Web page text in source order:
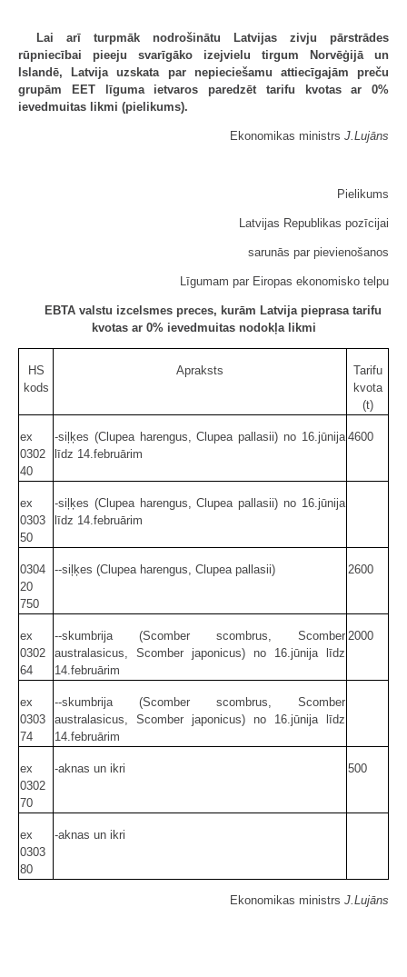
Lai arī turpmāk nodrošinātu Latvijas zivju pārstrādes
rūpniecībai pieeju svarīgāko izejvielu tirgum Norvēģijā un
Islandē, Latvija uzskata par nepieciešamu attiecīgajām preču
grupām EET līguma ietvaros paredzēt tarifu kvotas ar 0%
ievedmuitas likmi (pielikums).
Ekonomikas ministrs J.Lujāns
Pielikums
Latvijas Republikas pozīcijai
sarunās par pievienošanos
Līgumam par Eiropas ekonomisko telpu
EBTA valstu izcelsmes preces, kurām Latvija pieprasa tarifu
kvotas ar 0% ievedmuitas nodokļa likmi
HS
kods
Apraksts
Tarifu
kvota
(t)
ex
0302
40
-siļķes (Clupea harengus, Clupea pallasii) no 16.jūnija
līdz 14.februārim
4600
ex
0303
50
-siļķes (Clupea harengus, Clupea pallasii) no 16.jūnija
līdz 14.februārim
0304
20
750
--siļķes (Clupea harengus, Clupea pallasii) 2600
ex
0302
64
--skumbrija (Scomber scombrus, Scomber
australasicus, Scomber japonicus) no 16.jūnija līdz
14.februārim
2000
ex
0303
74
--skumbrija (Scomber scombrus, Scomber
australasicus, Scomber japonicus) no 16.jūnija līdz
14.februārim
ex
0302
70
-aknas un ikri 500
ex
0303
80
-aknas un ikri
Ekonomikas ministrs J.Lujāns